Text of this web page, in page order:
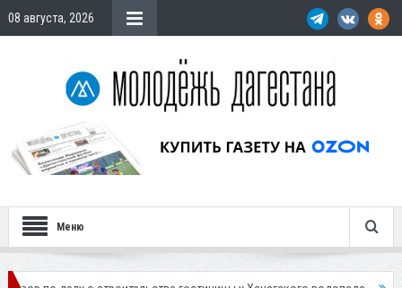
08 августа, 2026
Меню